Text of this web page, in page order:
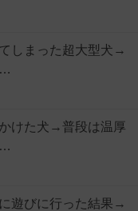
しまった超大型犬→
けた犬→普段は温厚
遊びに行った結果→